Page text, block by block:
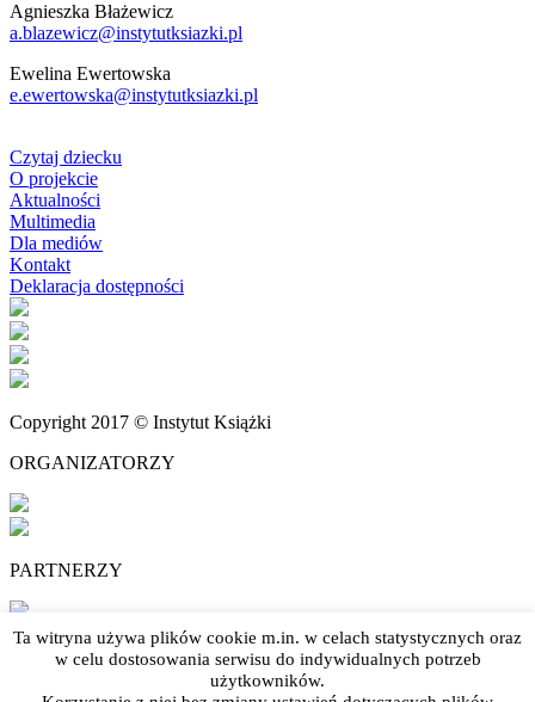
Agnieszka Błażewicz
a.blazewicz@instytutksiazki.pl
Ewelina Ewertowska
e.ewertowska@instytutksiazki.pl
Czytaj dziecku
O projekcie
Aktualności
Multimedia
Dla mediów
Kontakt
Deklaracja dostępności
Copyright 2017 © Instytut Książki
ORGANIZATORZY
PARTNERZY
Ta witryna używa plików cookie m.in. w celach statystycznych oraz
w celu dostosowania serwisu do indywidualnych potrzeb
użytkowników.